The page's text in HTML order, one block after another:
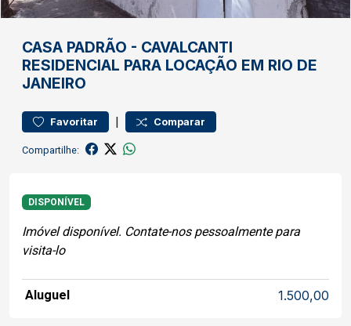
CASA PADRÃO - CAVALCANTI
RESIDENCIAL PARA LOCAÇÃO EM RIO DE
JANEIRO
Favoritar | Comparar
Compartilhe:
DISPONÍVEL
Imóvel disponível. Contate-nos pessoalmente para
visita-lo
Aluguel 1.500,00